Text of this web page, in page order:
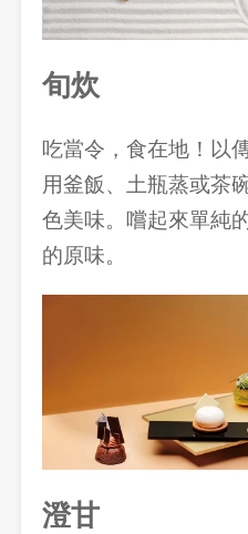
旬炊
吃當令，食在地！以
用釜飯、土瓶蒸或茶
色美味。嚐起來單純
的原味。
澄甘